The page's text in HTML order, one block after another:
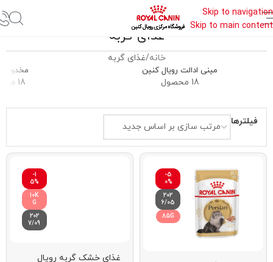
Skip to navigation
Skip to main content
غذای گربه
خانه غذای گربه
مینی ادالت رویال کنین
18 محصول
مخدوش
18 محصول
فیلترها
-5
0%
202
6/05
85G
-1
5%
10K
G
202
7/09
غذای خشک گربه رویال